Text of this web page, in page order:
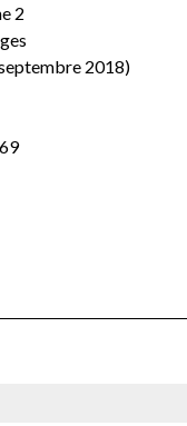
2
2018)